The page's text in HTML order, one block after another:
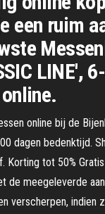
een ruim
LINE',
online bij de
dagen bedenktijd.
Korting tot 50%
de meegeleverde
verscherpen, indien